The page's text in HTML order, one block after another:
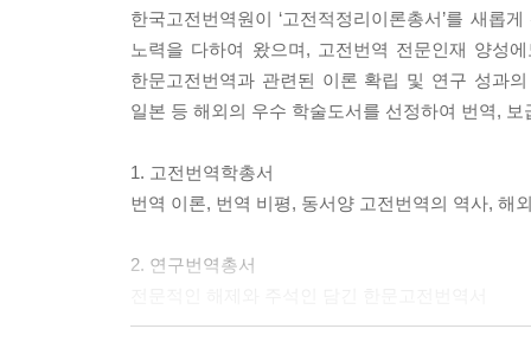
한국고전번역원이 ‘고전적정리이론총서’를 새
노력을 다하여 왔으며, 고전번역 전문인재 양성
한문고전번역과 관련된 이론 확립 및 연구 성과
일본 등 해외의 우수 학술도서를 선정하여 번역,
1. 고전번역학총서
번역 이론, 번역 비평, 동서양 고전번역의 역사, 해
2. 연구번역총서